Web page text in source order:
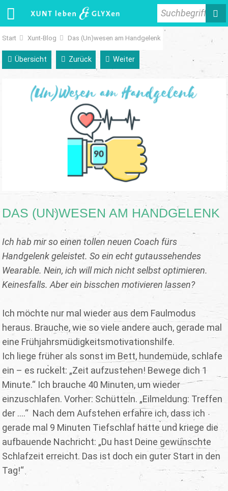
Suchbegriff
Start Xunt-Blog Das (Un)wesen am Handgelenk
Übersicht Zurück Weiter
DAS (UN)WESEN AM HANDGELENK
Ich hab mir so einen tollen neuen Coach fürs
Handgelenk geleistet. So ein echt gutaussehendes
Wearable. Nein, ich will mich nicht selbst optimieren.
Keinesfalls. Aber ein bisschen motivieren lassen?
Ich möchte nur mal wieder aus dem Faulmodus
heraus. Brauche, wie so viele andere auch, gerade mal
eine Frühjahrsmüdigkeitsmotivationshilfe.
Ich liege früher als sonst im Bett, hundemüde, schlafe
ein – es ruckelt: „Zeit aufzustehen! Bewege dich 1
Minute.“ Ich brauche 40 Minuten, um wieder
einzuschlafen. Vorher: Schütteln. „Eilmeldung: Treffen
der ....“ Nach dem Aufstehen erfahre ich, dass ich
gerade mal 9 Minuten Tiefschlaf hatte und kriege die
aufbauende Nachricht: „Du hast Deine gewünschte
Schlafzeit erreicht. Das ist doch ein guter Start in den
Tag!“